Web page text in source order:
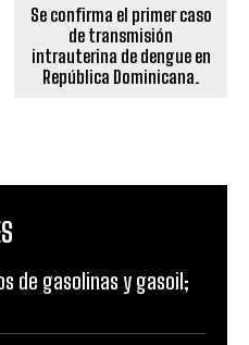
Se confirma el primer caso
de transmisión
intrauterina de dengue en
República Dominicana.
de gasolinas y gasoil;